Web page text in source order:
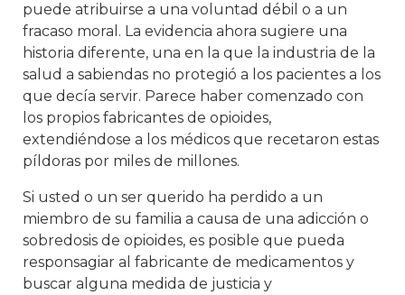
puede atribuirse a una voluntad débil o a un
fracaso moral. La evidencia ahora sugiere una
historia diferente, una en la que la industria de la
salud a sabiendas no protegió a los pacientes a los
que decía servir. Parece haber comenzado con
los propios fabricantes de opioides,
extendiéndose a los médicos que recetaron estas
píldoras por miles de millones.
Si usted o un ser querido ha perdido a un
miembro de su familia a causa de una adicción o
sobredosis de opioides, es posible que pueda
responsagiar al fabricante de medicamentos y
buscar alguna medida de justicia y